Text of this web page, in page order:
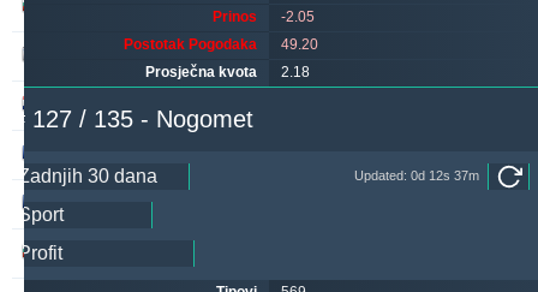
Prinos
Postotak Pogodaka
Prosječna kvota
-2.05
49.20
2.18
# 127 / 135 - Nogomet
Updated: 0d 12s 37m
13
308
quqi